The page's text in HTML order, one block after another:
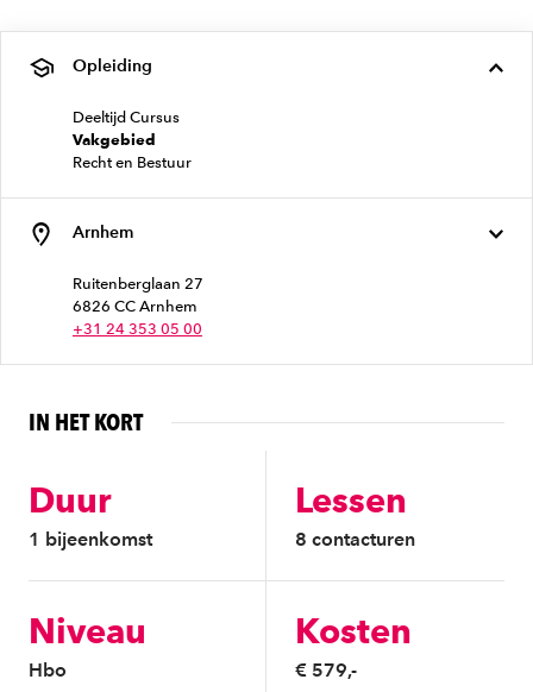
Opleiding
Deeltijd Cursus
Vakgebied
Recht en Bestuur
Arnhem
Ruitenberglaan 27
6826 CC Arnhem
+31 24 353 05 00
IN HET KORT
Duur
1 bijeenkomst
Lessen
8 contacturen
Niveau
Hbo
Kosten
€ 579,-